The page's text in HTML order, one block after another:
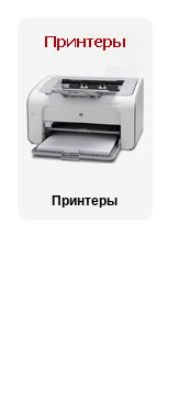
Принтеры